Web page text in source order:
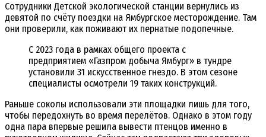
Сотрудники Детской экологической станции вернулись из
девятой по счёту поездки на Ямбургское месторождение. Там
они проверили, как поживают их пернатые подопечные.
С 2023 года в рамках общего проекта с
предприятием «Газпром добыча Ямбург» в тундре
установили 31 искусственное гнездо. В этом сезоне
специалисты осмотрели 19 таких конструкций.
Раньше соколы использовали эти площадки лишь для того,
чтобы передохнуть во время перелётов. Однако в этом году
одна пара впервые решила вывести птенцов именно в